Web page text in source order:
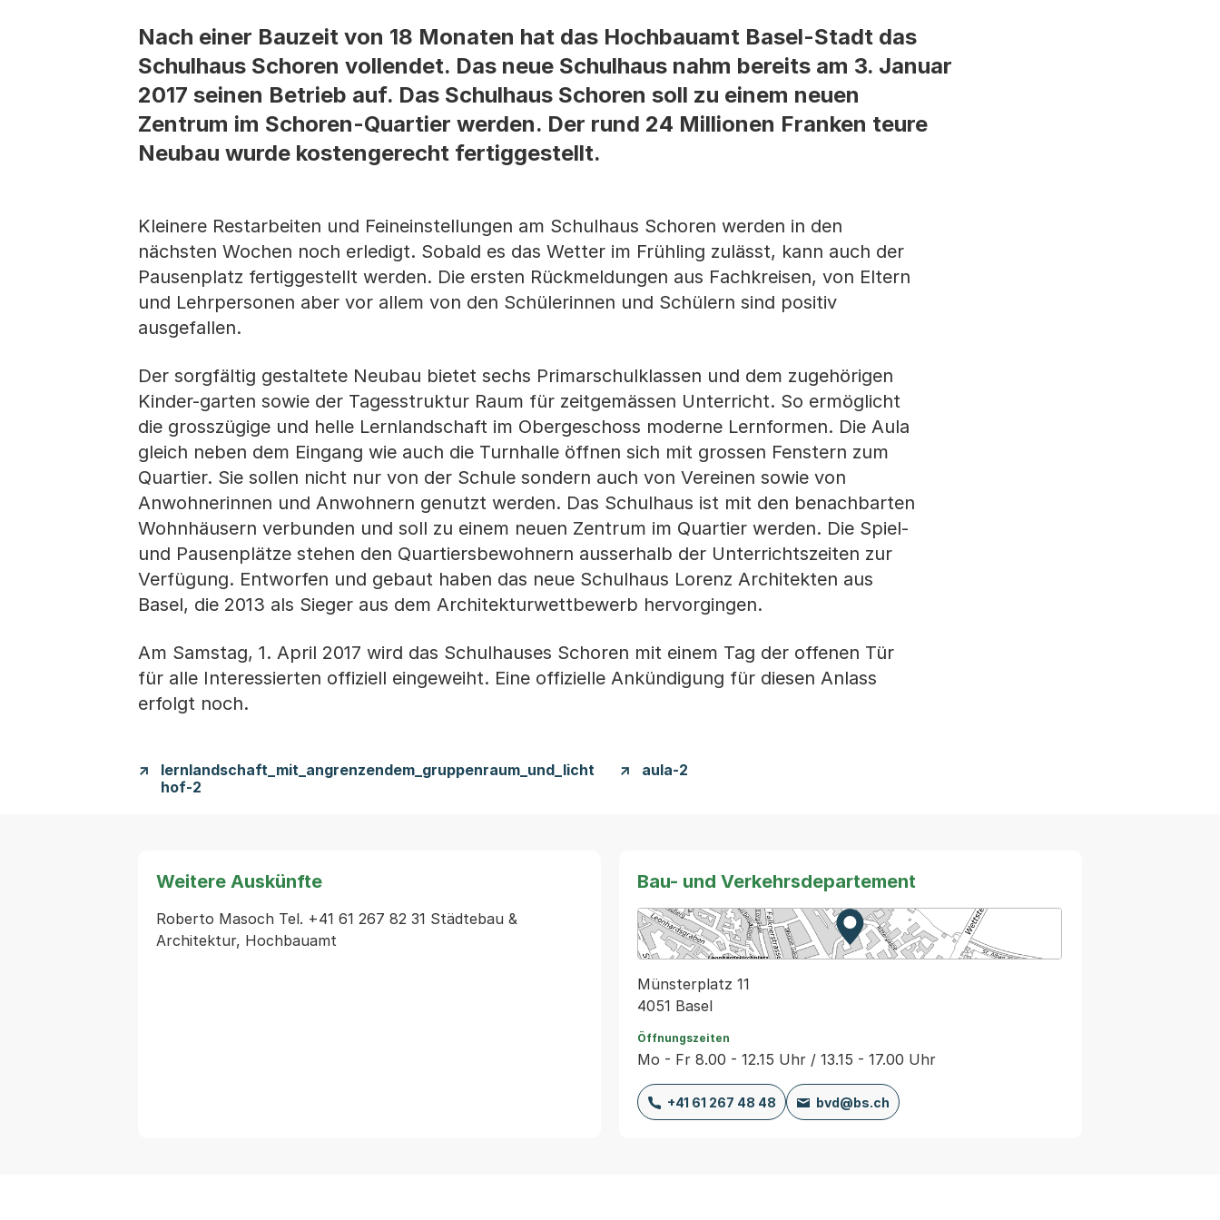
Nach einer Bauzeit von 18 Monaten hat das Hochbauamt Basel-Stadt das
Schulhaus Schoren vollendet. Das neue Schulhaus nahm bereits am 3. Januar
2017 seinen Betrieb auf. Das Schulhaus Schoren soll zu einem neuen
Zentrum im Schoren-Quartier werden. Der rund 24 Millionen Franken teure
Neubau wurde kostengerecht fertiggestellt.
Kleinere Restarbeiten und Feineinstellungen am Schulhaus Schoren werden in den
nächsten Wochen noch erledigt. Sobald es das Wetter im Frühling zulässt, kann auch der
Pausenplatz fertiggestellt werden. Die ersten Rückmeldungen aus Fachkreisen, von Eltern
und Lehrpersonen aber vor allem von den Schülerinnen und Schülern sind positiv
ausgefallen.
Der sorgfältig gestaltete Neubau bietet sechs Primarschulklassen und dem zugehörigen
Kinder-garten sowie der Tagesstruktur Raum für zeitgemässen Unterricht. So ermöglicht
die grosszügige und helle Lernlandschaft im Obergeschoss moderne Lernformen. Die Aula
gleich neben dem Eingang wie auch die Turnhalle öffnen sich mit grossen Fenstern zum
Quartier. Sie sollen nicht nur von der Schule sondern auch von Vereinen sowie von
Anwohnerinnen und Anwohnern genutzt werden. Das Schulhaus ist mit den benachbarten
Wohnhäusern verbunden und soll zu einem neuen Zentrum im Quartier werden. Die Spiel-
und Pausenplätze stehen den Quartiersbewohnern ausserhalb der Unterrichtszeiten zur
Verfügung. Entworfen und gebaut haben das neue Schulhaus Lorenz Architekten aus
Basel, die 2013 als Sieger aus dem Architekturwettbewerb hervorgingen.
Am Samstag, 1. April 2017 wird das Schulhauses Schoren mit einem Tag der offenen Tür
für alle Interessierten offiziell eingeweiht. Eine offizielle Ankündigung für diesen Anlass
erfolgt noch.
lernlandschaft_mit_angrenzendem_gruppenraum_und_licht
hof-2
aula-2
Weitere Auskünfte
Roberto Masoch Tel. +41 61 267 82 31 Städtebau &
Architektur, Hochbauamt
Bau- und Verkehrsdepartement
Zur Karte von MapBS.
Externer Link, wird in einem neuen Tab oder
Münsterplatz 11
4051 Basel
Öffnungszeiten
Mo - Fr 8.00 - 12.15 Uhr / 13.15 - 17.00 Uhr
+41 61 267 48 48 bvd@bs.ch